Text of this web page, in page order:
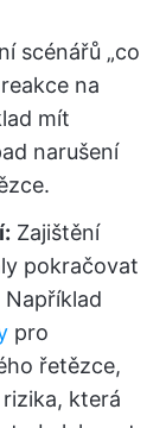
scénářů „co
na
mít
narušení
Zajištění
pokračovat
pro
řetězce,
která